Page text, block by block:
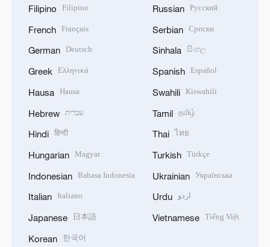
Filipino Filipino
French Français
German Deutsch
Greek Ελληνικά
Hausa Hausa
Hebrew עברית
Hindi हिन्दी
Hungarian Magyar
Indonesian Bahasa Indonesia
Italian Italiano
Japanese 日本語
Korean 한국어
Russian Русский
Serbian Српски
Sinhala සිංහල
Spanish Español
Swahili Kiswahili
Tamil தமிழ்
Thai ไทย
Turkish Türkçe
Ukrainian Українська
Urdu اردو
Vietnamese Tiếng Việt